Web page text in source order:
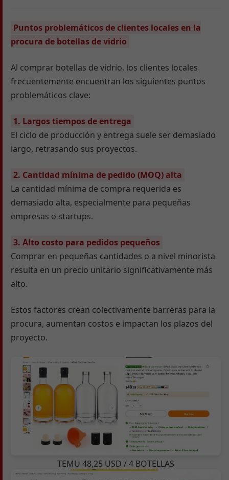
Puntos problemáticos de clientes locales en la
procura de botellas de vidrio
Al comprar botellas de vidrio, los clientes locales
frecuentemente encuentran los siguientes puntos
problemáticos clave:
1. Largos tiempos de entrega
El ciclo de producción y entrega suele ser demasiado
largo, retrasando sus proyectos.
2. Cantidad mínima de pedido (MOQ) alta
La cantidad mínima de compra requerida es
demasiado alta, especialmente para pequeñas
empresas o startups.
3. Alto costo para pedidos pequeños
Comprar en pequeñas cantidades o a nivel minorista
resulta en un precio unitario significativamente más
alto.
Estos factores crean colectivamente barreras para la
procura, aumentan costos e impactan los plazos del
proyecto.
TEMU 48,25 USD / 4 BOTELLAS